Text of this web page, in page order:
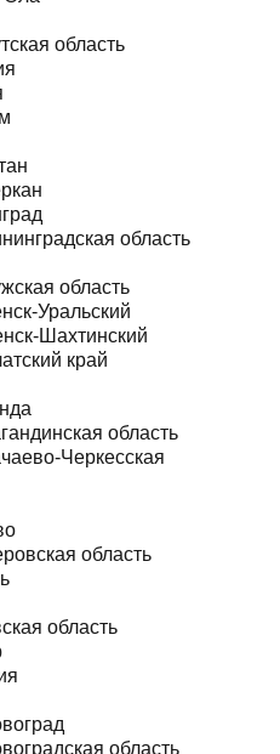
область
область
область
Уральский
Шахтинский
край
область
Черкесская
область
область
область